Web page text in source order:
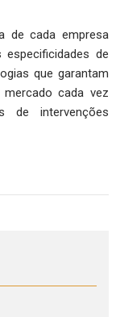
de cada empresa
de
que garantam
mercado cada vez
de intervenções